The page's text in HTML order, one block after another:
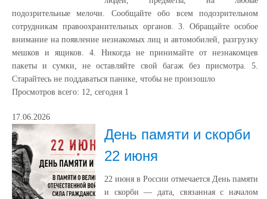
подозрительные мелочи. Сообщайте обо всем подозрительном
сотрудникам правоохранительных органов. 3. Обращайте особое
внимание на появление незнакомых лиц и автомобилей, разгрузку
мешков и ящиков. 4. Никогда не принимайте от незнакомцев
пакеты и сумки, не оставляйте свой багаж без присмотра. 5.
Старайтесь не поддаваться панике, чтобы не произошло
Просмотров всего: 12, сегодня 1
17.06.2026
День памяти и скорби
22 июня
22 июня в России отмечается День памяти
и скорби — дата, связанная с началом